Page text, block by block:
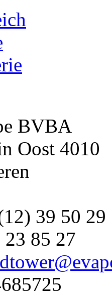
BVBA
Oost 4010
39 50 29
85 27